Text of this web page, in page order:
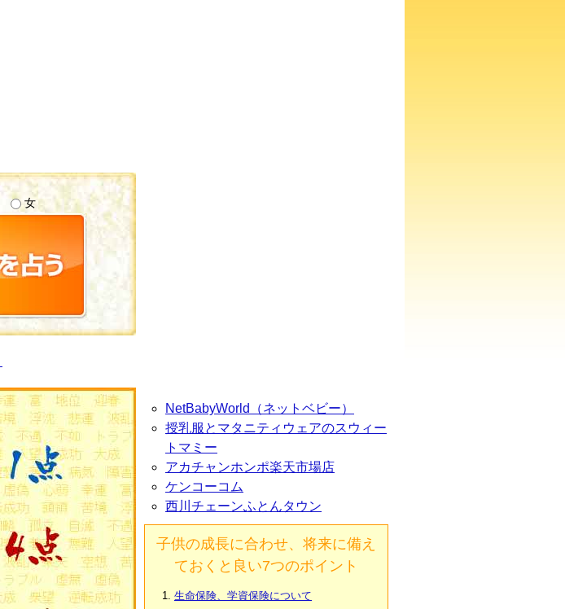
女
NetBabyWorld（ネットベビー）
授乳服とマタニティウェアのスウィー
トマミー
アカチャンホンポ楽天市場店
ケンコーコム
西川チェーンふとんタウン
子供の成長に合わせ、将来に備え
ておくと良い7つのポイント
生命保険、学資保険について